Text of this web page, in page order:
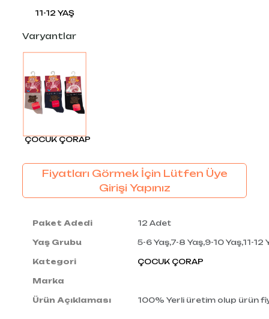
11-12 YAŞ
Varyantlar
ÇOCUK ÇORAP
Fiyatları Görmek İçin Lütfen Üye
Girişi Yapınız
Paket Adedi 12 Adet
Yaş Grubu 5-6 Yaş,7-8 Yaş,9-10 Yaş,11-12
Kategori ÇOCUK ÇORAP
Marka
Ürün Açıklaması 100% Yerli üretim olup ürün